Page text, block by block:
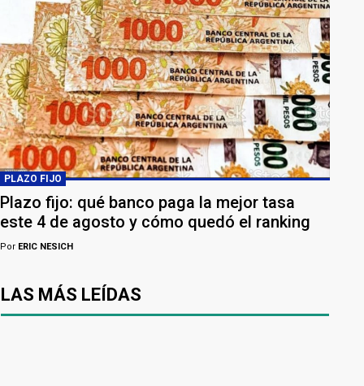
PLAZO FIJO
Plazo fijo: qué banco paga la mejor tasa
este 4 de agosto y cómo quedó el ranking
Por ERIC NESICH
LAS MÁS LEÍDAS